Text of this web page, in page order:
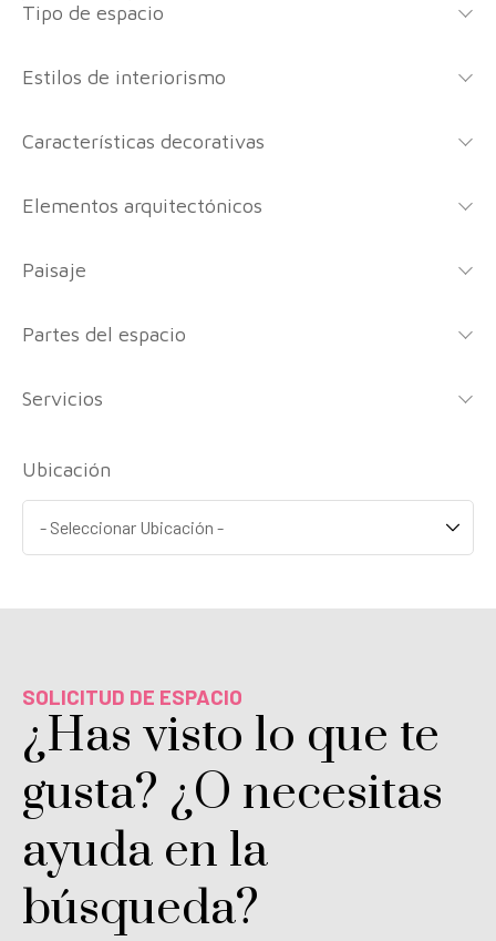
Tipo de espacio
Estilos de interiorismo
Características decorativas
Elementos arquitectónicos
Paisaje
Partes del espacio
Servicios
Ubicación
SOLICITUD DE ESPACIO
¿Has visto lo que te
gusta? ¿O necesitas
ayuda en la
búsqueda?